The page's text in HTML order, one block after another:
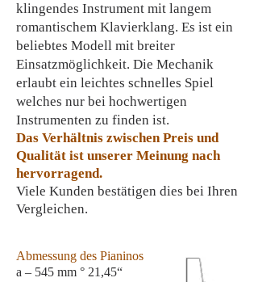
klingendes Instrument mit langem
romantischem Klavierklang. Es ist ein
beliebtes Modell mit breiter
Einsatzmöglichkeit. Die Mechanik
erlaubt ein leichtes schnelles Spiel
welches nur bei hochwertigen
Instrumenten zu finden ist.
Das Verhältnis zwischen Preis und
Qualität ist unserer Meinung nach
hervorragend.
Viele Kunden bestätigen dies bei Ihren
Vergleichen.
Abmessung des Pianinos
a – 545 mm ° 21,45“